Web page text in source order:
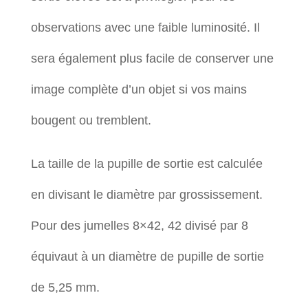
observations avec une faible luminosité. Il
sera également plus facile de conserver une
image complète d’un objet si vos mains
bougent ou tremblent.
La taille de la pupille de sortie est calculée
en divisant le diamètre par grossissement.
Pour des jumelles 8×42, 42 divisé par 8
équivaut à un diamètre de pupille de sortie
de 5,25 mm.